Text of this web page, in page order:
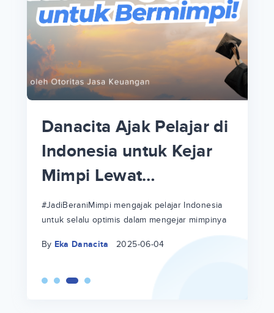
Danacita Ajak Pelajar di
Indonesia untuk Kejar
Mimpi Lewat
#JadiBeraniMimpi
#JadiBeraniMimpi mengajak pelajar Indonesia
untuk selalu optimis dalam mengejar mimpinya
By Eka Danacita 2025-06-04